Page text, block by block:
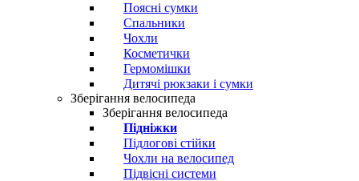
Поясні сумки
Спальники
Чохли
Косметички
Гермомішки
Дитячі рюкзаки і сумки
Зберігання велосипеда
Зберігання велосипеда
Підніжки
Підлогові стійки
Чохли на велосипед
Підвісні системи